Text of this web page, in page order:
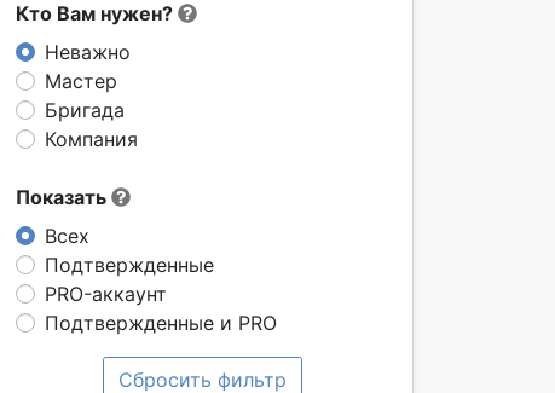
Кто Вам нужен?
Неважно
Мастер
Бригада
Компания
Показать
Всех
Подтвержденные
PRO-аккаунт
Подтвержденные и PRO
Сбросить фильтр